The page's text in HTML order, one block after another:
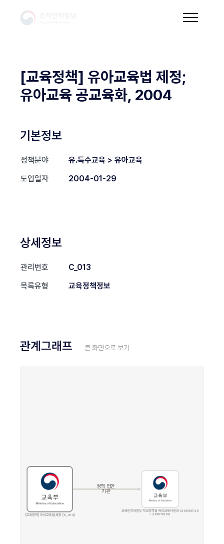
[교육정책] 유아교육법 제정;
유아교육 공교육화, 2004
기본정보
정책분야
유.특수교육 > 유아교육
도입일자
2004-01-29
상세정보
관리번호
C_013
목록유형
교육정책정보
관계그래프 큰 화면으로 보기